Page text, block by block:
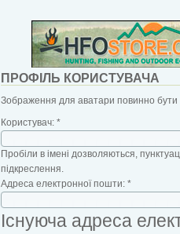
ПРОФІЛЬ КОРИСТУВАЧА
Зображення для аватари повинно бути
Користувач: *
Пробіли в імені дозволяються,
підкреслення.
Адреса електронної пошти: *
Існуюча адреса